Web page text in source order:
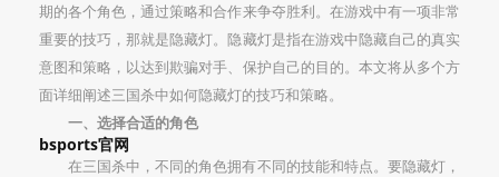
期的各个角色，通过策略和合作来争夺胜利。在游戏中有一项非常
重要的技巧，那就是隐藏灯。隐藏灯是指在游戏中隐藏自己的真实
意图和策略，以达到欺骗对手、保护自己的目的。本文将从多个方
面详细阐述三国杀中如何隐藏灯的技巧和策略。
一、选择合适的角色
bsports官网
在三国杀中，不同的角色拥有不同的技能和特点。要隐藏灯，